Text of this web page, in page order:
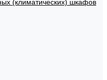
(климатических) шкафов